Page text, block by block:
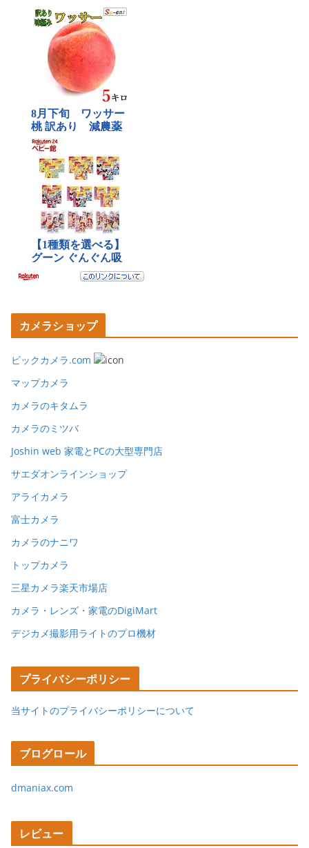
カメラショップ
ビックカメラ.com
マップカメラ
カメラのキタムラ
カメラのミツバ
Joshin web 家電とPCの大型専門店
サエダオンラインショップ
アライカメラ
富士カメラ
カメラのナニワ
トップカメラ
三星カメラ楽天市場店
カメラ・レンズ・家電のDigiMart
デジカメ撮影用ライトのプロ機材
プライバシーポリシー
当サイトのプライバシーポリシーについて
ブログロール
dmaniax.com
レビュー